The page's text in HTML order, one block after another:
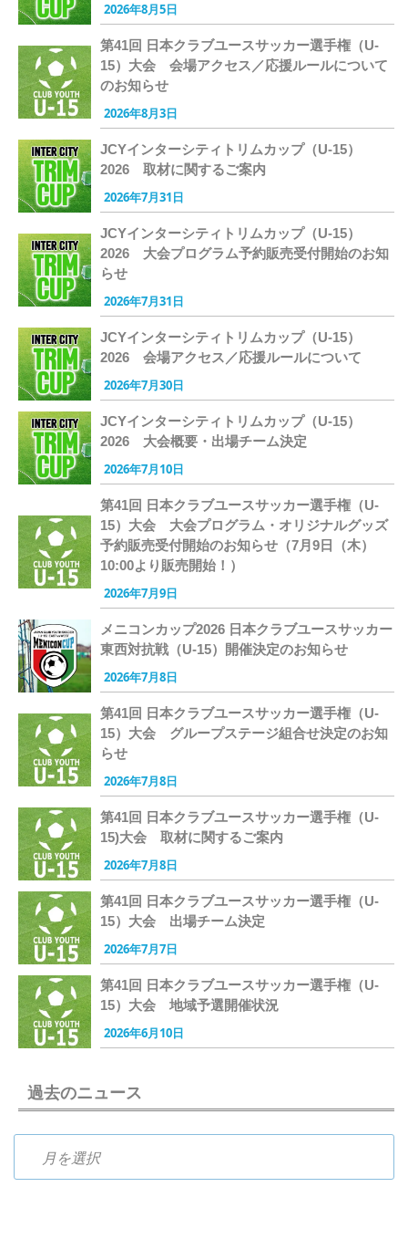
2026年8月5日
第41回 日本クラブユースサッカー選手権（U-
15）大会 会場アクセス／応援ルールについて
のお知らせ
2026年8月3日
JCYインターシティトリムカップ（U-15）
2026 取材に関するご案内
2026年7月31日
JCYインターシティトリムカップ（U-15）
2026 大会プログラム予約販売受付開始のお知
らせ
2026年7月31日
JCYインターシティトリムカップ（U-15）
2026 会場アクセス／応援ルールについて
2026年7月30日
JCYインターシティトリムカップ（U-15）
2026 大会概要・出場チーム決定
2026年7月10日
第41回 日本クラブユースサッカー選手権（U-
15）大会 大会プログラム・オリジナルグッズ
予約販売受付開始のお知らせ（7月9日（木）
10:00より販売開始！）
2026年7月9日
メニコンカップ2026 日本クラブユースサッカー
東西対抗戦（U-15）開催決定のお知らせ
2026年7月8日
第41回 日本クラブユースサッカー選手権（U-
15）大会 グループステージ組合せ決定のお知
らせ
2026年7月8日
第41回 日本クラブユースサッカー選手権（U-
15)大会 取材に関するご案内
2026年7月8日
第41回 日本クラブユースサッカー選手権（U-
15）大会 出場チーム決定
2026年7月7日
第41回 日本クラブユースサッカー選手権（U-
15）大会 地域予選開催状況
2026年6月10日
過去のニュース